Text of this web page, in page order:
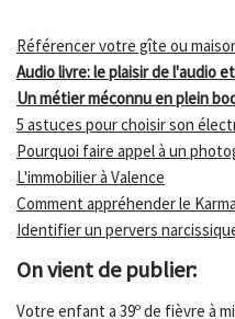
Référencer votre gîte ou
Audio livre: le plaisir de l'audio
Un métier méconnu en plein
5 astuces pour choisir son
Pourquoi faire appel à un
L'immobilier à Valence
Comment appréhender le Karma
Identifier un pervers
On vient de publier:
Votre enfant a 39º de fièvre à